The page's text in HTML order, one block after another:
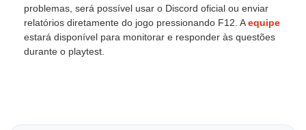
problemas, será possível usar o Discord oficial ou enviar
relatórios diretamente do jogo pressionando F12. Aequipe
estará disponível para monitorar e responder às questões
durante o playtest.